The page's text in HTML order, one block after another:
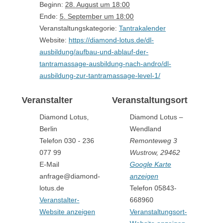
Beginn: 28. August um 18:00
Ende: 5. September um 18:00
Veranstaltungskategorie: Tantrakalender
Website: https://diamond-lotus.de/dl-
ausbildung/aufbau-und-ablauf-der-
tantramassage-ausbildung-nach-andro/dl-
ausbildung-zur-tantramassage-level-1/
Veranstaltungsort
Diamond Lotus –
Wendland
Remonteweg 3
Wustrow, 29462
Google Karte
anzeigen
Telefon 05843-
668960
Veranstaltungsort-
Veranstalter
Diamond Lotus,
Berlin
Telefon 030 - 236
077 99
E-Mail
anfrage@diamond-
lotus.de
Veranstalter-
Website anzeigen